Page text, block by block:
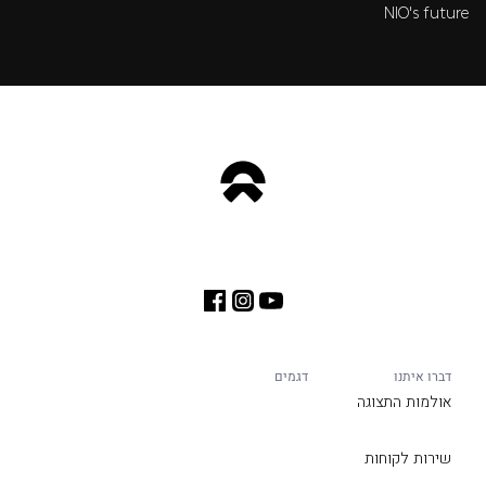
NIO's future
דברו איתנו
אולמות התצוגה
שירות לקוחות
דגמים